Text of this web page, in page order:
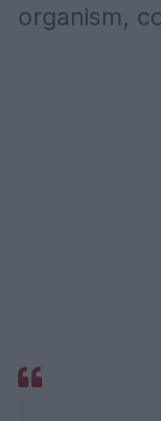
organism,